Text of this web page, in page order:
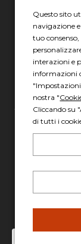
Via Torre
04010
Scopri gli
Gruppo Italia
Piazza della
Capitale sociale:
Questo sito
navigazione
tuo
interazioni e
informazioni
"Impostazioni
nostra "
Cliccando su
di tutti i